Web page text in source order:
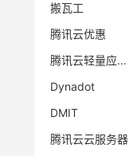
搬瓦工
腾讯云优惠
腾讯云轻量应用服务器
Dynadot
DMIT
腾讯云云服务器